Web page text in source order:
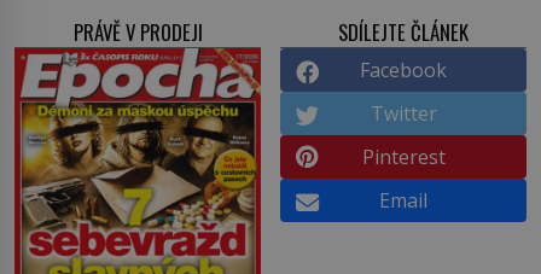
PRÁVĚ V PRODEJI SDÍLEJTE ČLÁNEK
Facebook
Twitter
Pinterest
Email